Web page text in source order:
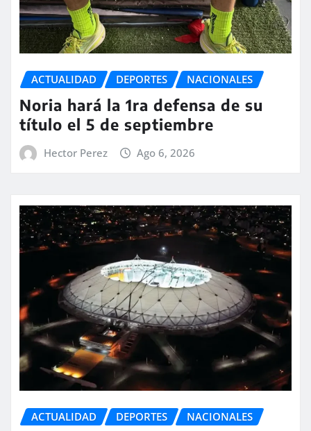
ACTUALIDAD DEPORTES NACIONALES
Noria hará la 1ra defensa de su
título el 5 de septiembre
Hector Perez Ago 6, 2026
ACTUALIDAD DEPORTES NACIONALES